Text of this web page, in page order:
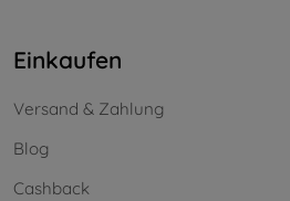
Einkaufen
Versand & Zahlung
Blog
Cashback